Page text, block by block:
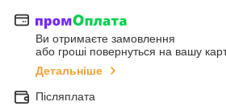
Ви отримаєте замовлення
або гроші повернуться на вашу
Детальніше
Післяплата